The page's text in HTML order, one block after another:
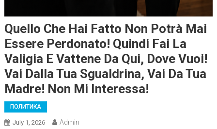
Quello Che Hai Fatto Non Potrà Mai
Essere Perdonato! Quindi Fai La
Valigia E Vattene Da Qui, Dove Vuoi!
Vai Dalla Tua Sgualdrina, Vai Da Tua
Madre! Non Mi Interessa!
ПОЛИТИКА
July 1, 2026 Admin